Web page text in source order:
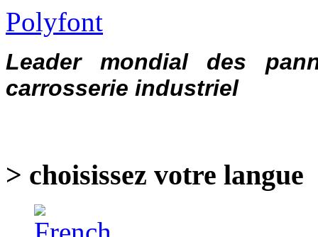
Polyfont
Leader mondial des
carrosserie industriel
> choisissez votre langue